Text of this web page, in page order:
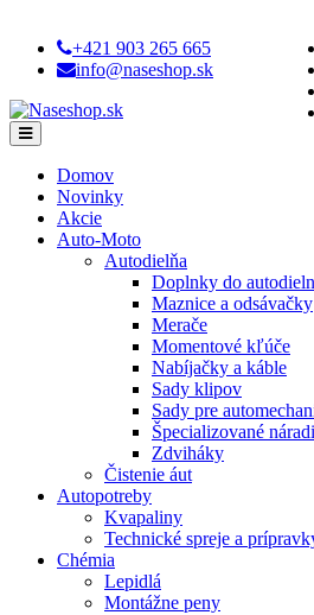
+421 903 265 665
info@naseshop.sk
Domov
Novinky
Akcie
Auto-Moto
Autodielňa
Doplnky do
Maznice a odsávačky
Merače
Momentové kľúče
Nabíjačky a káble
Sady klipov
Sady pre
Špecializované
Zdviháky
Čistenie áut
Autopotreby
Kvapaliny
Technické spreje a
Chémia
Lepidlá
Montážne peny